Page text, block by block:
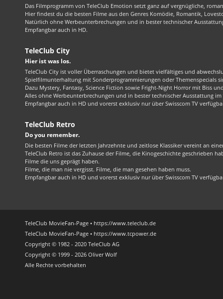
Das Filmprogramm von TeleClub Emotion setzt ganz auf vergnügliche,
Hier findest du die besten Filme aus den Genres Komödie, Romantik,
Natürlich ohne Werbeunterbrechungen und in bester technischer
Empfangbar auch in HD.
TeleClub City
Hier ist was los.
TeleClub City ist voller Überraschungen und bietet vielfältiges und
Spielfilmunterhaltung mit Sonderprogrammierungen oder Themenspecials
Dazu Mystery, Fantasy, Science Fiction sowie Fright-Night Horror mit Biss
Alles ohne Werbeunterbrechungen und in bester technischer Ausstattung
Empfangbar auch in HD und vorerst exklusiv nur über Swisscom TV
TeleClub Retro
Do you remember.
Die besten Filme der letzten Jahrzehnte und zeitlose Klassiker vereint an
TeleClub Retro ist das Zuhause der Filme, die Kinogeschichte geschrieben
Filme die uns geprägt haben.
Filme, die man nie vergisst. Filme, die man gesehen haben muss.
Empfangbar auch in HD und vorerst exklusiv nur über Swisscom TV
TeleClub MovieFan-Page • https://www.teleclub.de
TeleClub MovieFan-Page • https://www.tcpower.de
Copyright © 1982 - 2020 TeleClub AG
Copyright © 1999 - 2026 Oliver Wolf
Alle Rechte vorbehalten